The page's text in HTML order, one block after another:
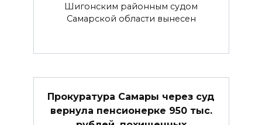
Шигонским районным судом
Самарской области вынесен
Прокуратура Самары через суд
вернула пенсионерке 950 тыс.